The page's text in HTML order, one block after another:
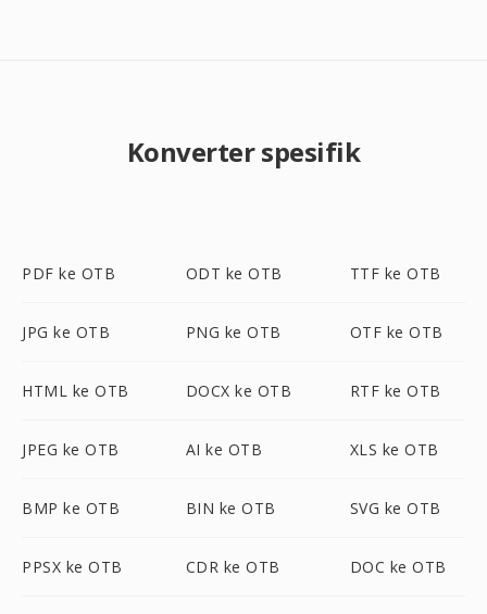
Konverter spesifik
PDF ke OTB ODT ke OTB TTF ke OTB
JPG ke OTB PNG ke OTB OTF ke OTB
HTML ke OTB DOCX ke OTB RTF ke OTB
JPEG ke OTB AI ke OTB XLS ke OTB
BMP ke OTB BIN ke OTB SVG ke OTB
PPSX ke OTB CDR ke OTB DOC ke OTB